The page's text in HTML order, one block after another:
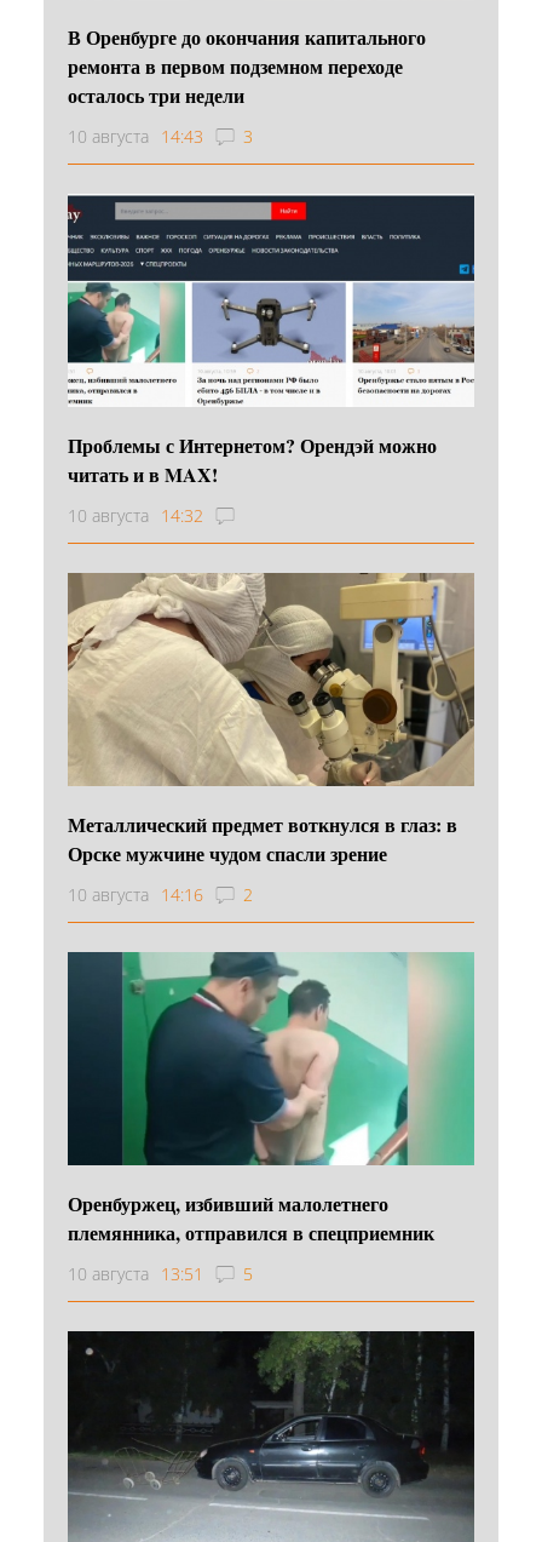
В Оренбурге до окончания капитального
ремонта в первом подземном переходе
осталось три недели
10 августа 14:43 3
Проблемы с Интернетом? Орендэй можно
читать и в MAX!
10 августа 14:32
Металлический предмет воткнулся в глаз: в
Орске мужчине чудом спасли зрение
10 августа 14:16 2
Оренбуржец, избивший малолетнего
племянника, отправился в спецприемник
10 августа 13:51 5